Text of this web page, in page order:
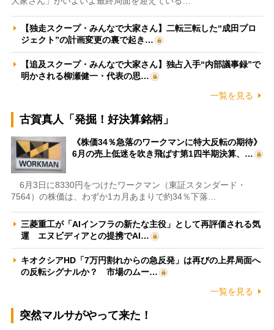
【独走スクープ・みんなで大家さん】二転三転した“成田プロ
ジェクト”の計画変更の裏で起き…
【追及スクープ・みんなで大家さん】独占入手“内部議事録”で
明かされる柳瀬健一・代表の思…
一覧を見る
古賀真人「発掘！好決算銘柄」
《株価34％急落のワークマンに特大反転の期待》
6月の売上低迷を吹き飛ばす第1四半期決算、…
6月3日に8330円をつけたワークマン（東証スタンダード・
7564）の株価は、わずか1カ月あまりで約34％下落…
三菱重工が「AIインフラの新たな主役」として再評価される気
運 エヌビディアとの提携でAI…
キオクシアHD「7万円割れからの急反発」は再びの上昇局面へ
の反転シグナルか？ 市場のムー…
一覧を見る
突然マルサがやって来た！